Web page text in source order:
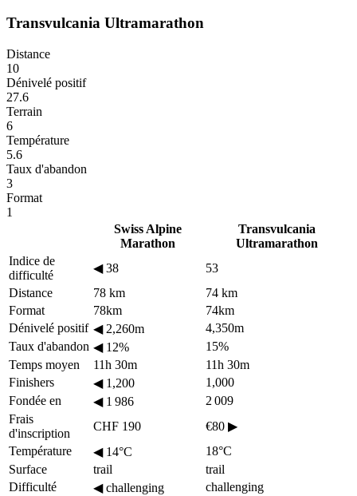
Transvulcania Ultramarathon
Distance
10
Dénivelé positif
27.6
Terrain
6
Température
5.6
Taux d'abandon
3
Format
1
Swiss Alpine
Marathon
Transvulcania
Ultramarathon
Indice de
difficulté
◀38
53
Distance
78 km
74 km
Format
78km
74km
Dénivelé positif ◀2,260m
4,350m
Taux d'abandon ◀12%
15%
Temps moyen
11h 30m
11h 30m
Finishers
◀1,200
1,000
Fondée en
◀1 986
2 009
Frais
d'inscription
CHF 190 €80 ▶
Température
◀14°C
18°C
Surface
trail
trail
Difficulté
◀challenging
challenging